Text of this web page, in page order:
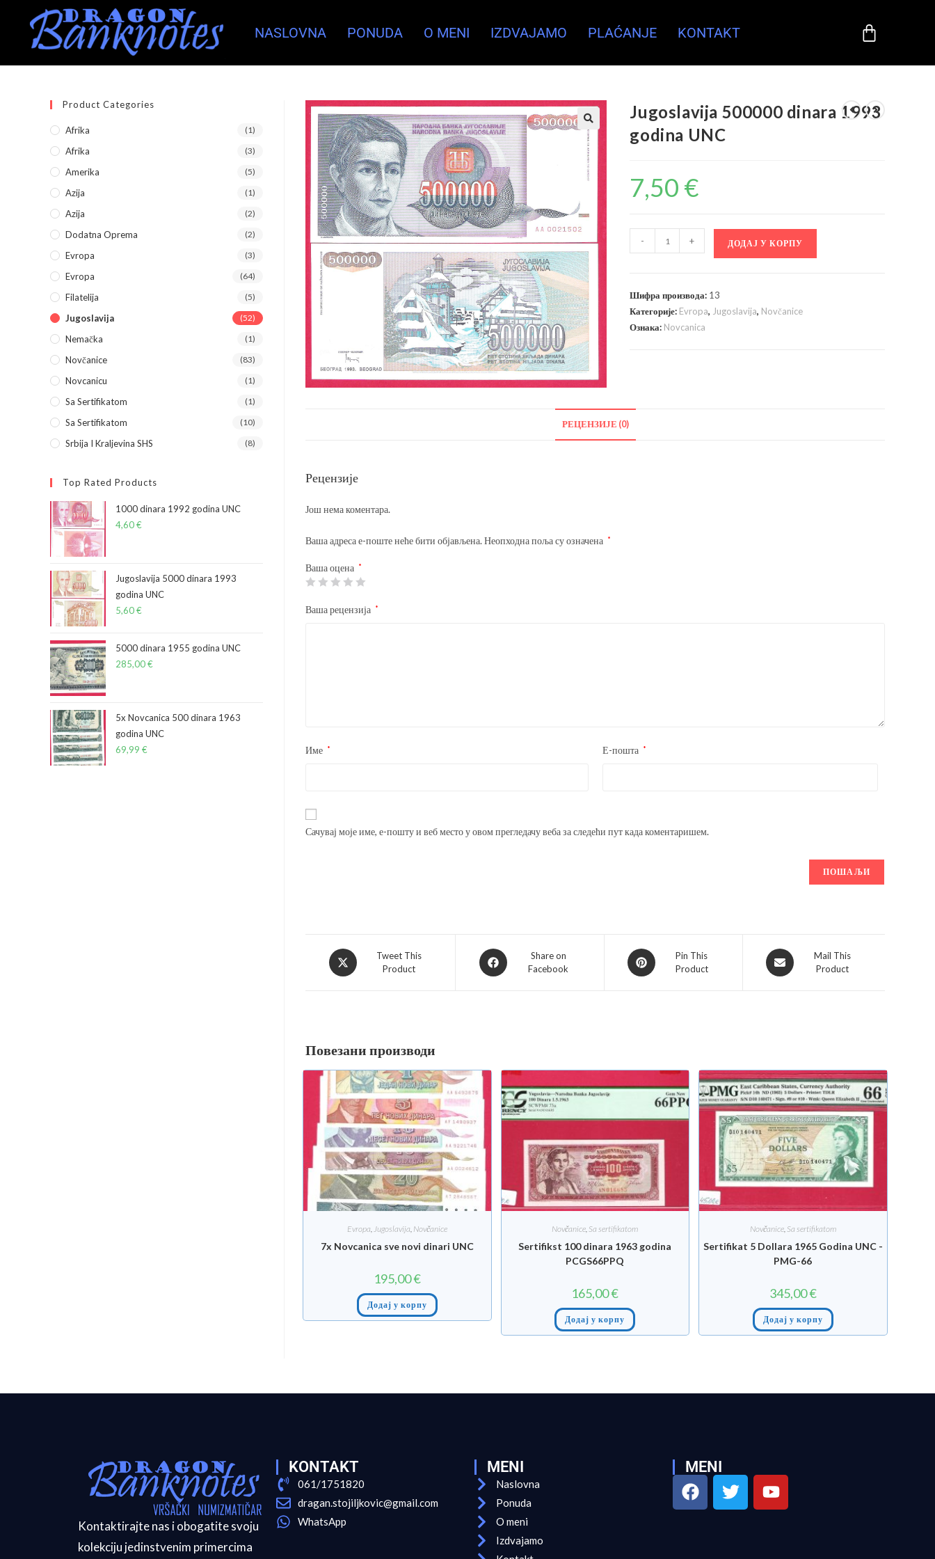
NASLOVNA PONUDA O MENI IZDVAJAMO PLAĆANJE KONTAKT
Jugoslavija 500000 dinara 1993
godina UNC
7,50 €
- + ДОДАЈ У КОРПУ
Шифра производа: 13
Категорије: Evropa, Jugoslavija, Novčanice
Ознака: Novcanica
РЕЦЕНЗИЈЕ (0)
Рецензије
Још нема коментара.
Ваша адреса е-поште неће бити објављена.Неопходна поља су означена *
Ваша оцена *
Ваша рецензија *
Име * Е-пошта *
Сачувај моје име, е-пошту и веб место у овом прегледачу веба за следећи пут када коментаришем.
Tweet This
Product
Share on
Facebook
Pin This
Product
Mail This
Product
Повезани производи
Evropa,Jugoslavija, Novčanice
7x Novcanica sve novi dinari UNC
195,00€
Додај у корпу
Novčanice, Sa sertifikatom
Sertifikst 100 dinara 1963 godina
PCGS66PPQ
165,00€
Додај у корпу
Novčanice, Sa sertifikatom
Sertifikat 5 Dollara 1965 Godina UNC -
PMG-66
345,00€
Додај у корпу
Product Categories
Afrika (1)
Afrika (3)
Amerika (5)
Azija (1)
Azija (2)
Dodatna Oprema (2)
Evropa (3)
Evropa (64)
Filatelija (5)
Jugoslavija (52)
Nemačka (1)
Novčanice (83)
Novcanicu (1)
Sa Sertifikatom (1)
Sa Sertifikatom (10)
Srbija I Kraljevina SHS (8)
Top Rated Products
1000 dinara 1992 godina UNC
4,60€
Jugoslavija 5000 dinara 1993
godina UNC
5,60€
5000 dinara 1955 godina UNC
285,00€
5x Novcanica 500 dinara 1963
godina UNC
69,99 €
Kontaktirajte nas i obogatite svoju
kolekciju jedinstvenim primercima
KONTAKT
061/1751820
dragan.stojiljkovic@gmail.com
WhatsApp
MENI
Naslovna
Ponuda
O meni
Izdvajamo
MENI